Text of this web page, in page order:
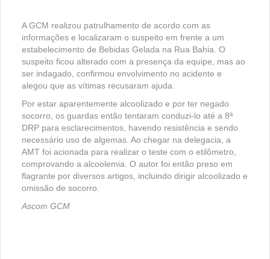
A GCM realizou patrulhamento de acordo com as
informações e localizaram o suspeito em frente a um
estabelecimento de Bebidas Gelada na Rua Bahia. O
suspeito ficou alterado com a presença da equipe, mas ao
ser indagado, confirmou envolvimento no acidente e
alegou que as vítimas recusaram ajuda.
Por estar aparentemente alcoolizado e por ter negado
socorro, os guardas então tentaram conduzi-lo até a 8ª
DRP para esclarecimentos, havendo resistência e sendo
necessário uso de algemas. Ao chegar na delegacia, a
AMT foi acionada para realizar o teste com o etilômetro,
comprovando a alcoolemia. O autor foi então preso em
flagrante por diversos artigos, incluindo dirigir alcoolizado e
omissão de socorro.
Ascom GCM